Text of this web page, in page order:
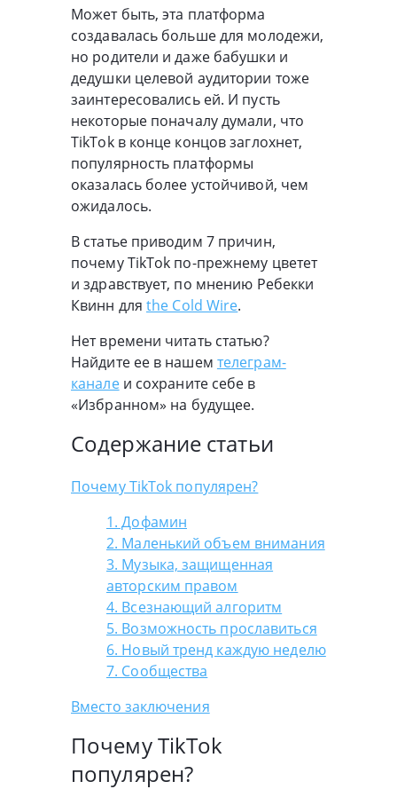
Может быть, эта платформа
создавалась больше для молодежи,
но родители и даже бабушки и
дедушки целевой аудитории тоже
заинтересовались ей. И пусть
некоторые поначалу думали, что
TikTok в конце концов заглохнет,
популярность платформы
оказалась более устойчивой, чем
ожидалось.
В статье приводим 7 причин,
почему TikTok по-прежнему цветет
и здравствует, по мнению Ребекки
Квинн для the Cold Wire.
Нет времени читать статью?
Найдите ее в нашем телеграм-
каналеи сохраните себе в
«Избранном» на будущее.
Содержание статьи
Почему TikTok популярен?
1. Дофамин
2. Маленький объем внимания
3. Музыка, защищенная
авторским правом
4. Всезнающий алгоритм
5. Возможность прославиться
6. Новый тренд каждую неделю
7. Сообщества
Вместо заключения
Почему TikTok
популярен?